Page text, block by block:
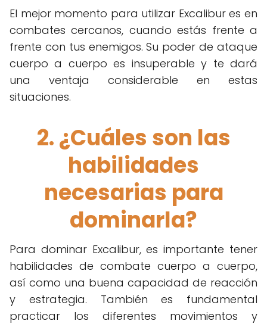
El mejor momento para utilizar Excalibur es en
combates cercanos, cuando estás frente a
frente con tus enemigos. Su poder de ataque
cuerpo a cuerpo es insuperable y te dará
una ventaja considerable en estas
situaciones.
2. ¿Cuáles son las
habilidades
necesarias para
dominarla?
Para dominar Excalibur, es importante tener
habilidades de combate cuerpo a cuerpo,
así como una buena capacidad de reacción
y estrategia. También es fundamental
practicar los diferentes movimientos y